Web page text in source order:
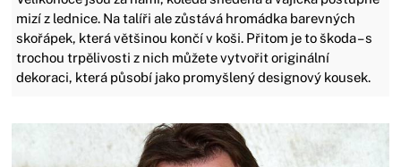
mizí z lednice. Na talíři ale zůstává hromádka barevných
skořápek, která většinou končí v koši. Přitom je to škoda – s
trochou trpělivosti z nich můžete vytvořit originální
dekoraci, která působí jako promyšlený designový kousek.